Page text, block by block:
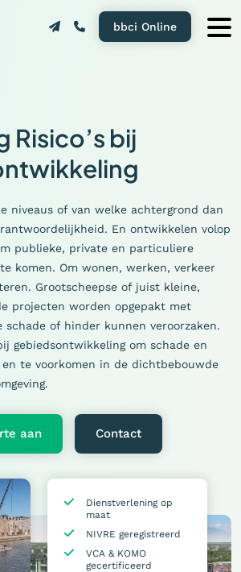
bbci Online
Risico’s bij
niveaus of van welke achtergrond dan
En ontwikkelen volop
publieke, private en particuliere
komen. Om wonen, werken, verkeer
Grootscheepse of juist kleine,
projecten worden opgepakt met
schade of hinder kunnen veroorzaken.
gebiedsontwikkeling om schade en
te voorkomen in de dichtbebouwde
aan Contact
Dienstverlening op
maat
NIVRE geregistreerd
VCA & KOMO
gecertificeerd